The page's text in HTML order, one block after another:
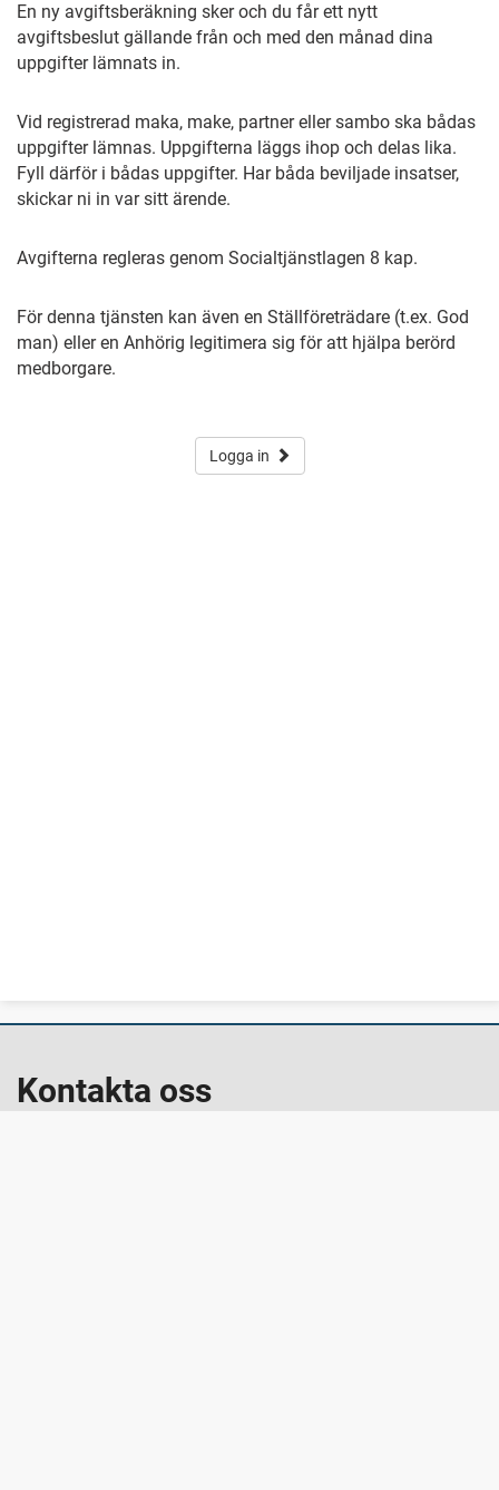
En ny avgiftsberäkning sker och du får ett nytt
avgiftsbeslut gällande från och med den månad dina
uppgifter lämnats in.
Vid registrerad maka, make, partner eller sambo ska bådas
uppgifter lämnas. Uppgifterna läggs ihop och delas lika.
Fyll därför i bådas uppgifter. Har båda beviljade insatser,
skickar ni in var sitt ärende.
Avgifterna regleras genom Socialtjänstlagen 8 kap.
För denna tjänsten kan även en Ställföreträdare (t.ex. God
man) eller en Anhörig legitimera sig för att hjälpa berörd
medborgare.
Logga in
Kontakta oss